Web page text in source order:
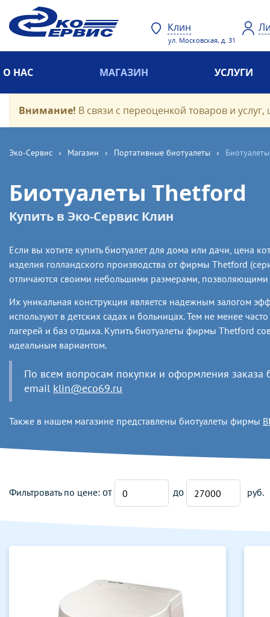
Клин
ул. Московская, д. 31
О НАС МАГАЗИН УСЛУГИ
Внимание! В связи с переоценкой товаров и
Эко-Cервис › Магазин › Портативные биотуалеты ›
Биотуалеты Thetford
Купить в Эко-Сервис Клин
Если вы хотите купить биотуалет для дома или дачи, цена
изделия голландского производства от фирмы Thetford
отличаются своими небольшими размерами,
Их уникальная конструкция является надежным залогом
используют в детских садах и больницах. Тем не менее
лагерей и баз отдыха. Купить биотуалеты фирмы Thetford
идеальным вариантом.
По всем вопросам покупки и оформления заказа
email klin@eco69.ru
Также в нашем магазине представлены биотуалеты фирмы
Фильтровать по цене: от до руб.